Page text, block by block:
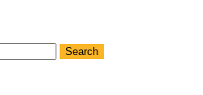
Search